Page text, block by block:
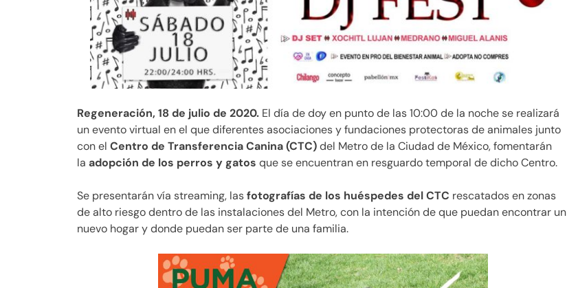
Regeneración, 18 de julio de 2020. El día de doy en punto de las 10:00 de la noche se realizará
un evento virtual en el que diferentes asociaciones y fundaciones protectoras de animales junto
con el Centro de Transferencia Canina (CTC)del Metro de la Ciudad de México, fomentarán
la adopción de los perros y gatos que se encuentran en resguardo temporal de dicho Centro.
Se presentarán vía streaming, lasfotografías de los huéspedes del CTC rescatados en zonas
de alto riesgo dentro de las instalaciones del Metro, con la intención de que puedan encontrar un
nuevo hogar y donde puedan ser parte de una familia.